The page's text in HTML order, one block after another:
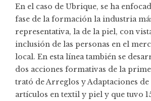
En el caso de Ubrique, se ha
fase de la formación la industria
representativa, la de la piel, con
inclusión de las personas en el
local. En esta línea también se
dos acciones formativas de la
trató de Arreglos y Adaptaciones
artículos en textil y piel y que tuvo